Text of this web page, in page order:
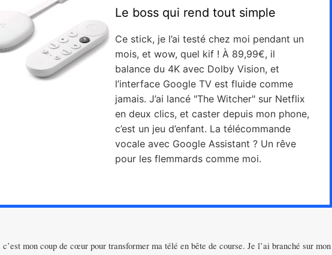
Le boss qui rend tout simple
Ce stick, je l’ai testé chez moi pendant un
mois, et wow, quel kif ! À 89,99€, il
balance du 4K avec Dolby Vision, et
l’interface Google TV est fluide comme
jamais. J’ai lancé "The Witcher" sur Netflix
en deux clics, et caster depuis mon phone,
c’est un jeu d’enfant. La télécommande
vocale avec Google Assistant ? Un rêve
pour les flemmards comme moi.
mon coup de cœur pour transformer ma télé en bête de course. Je l’ai branché sur mon